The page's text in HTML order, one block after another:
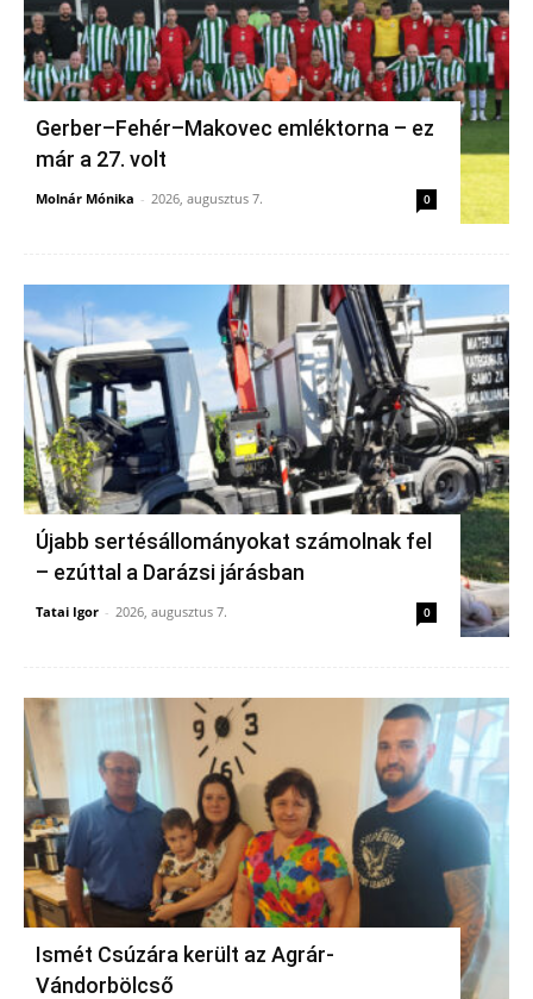
Gerber–Fehér–Makovec emléktorna – ez
már a 27. volt
Molnár Mónika - 2026, augusztus 7. 0
Újabb sertésállományokat számolnak fel
– ezúttal a Darázsi járásban
Tatai Igor - 2026, augusztus 7. 0
Ismét Csúzára került az Agrár-
Vándorbölcső